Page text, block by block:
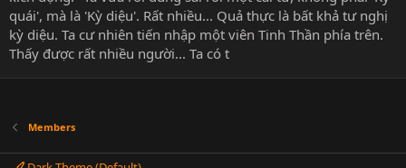
quái', mà là 'Kỳ diệu'. Rất nhiều... Quả thực là bất khả tư nghị
kỳ diệu. Ta cư nhiên tiến nhập một viên Tinh Thần phía trên.
Thấy được rất nhiều người... Ta có t
Members